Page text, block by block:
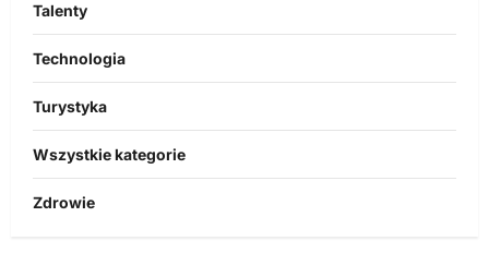
Talenty
Technologia
Turystyka
Wszystkie kategorie
Zdrowie